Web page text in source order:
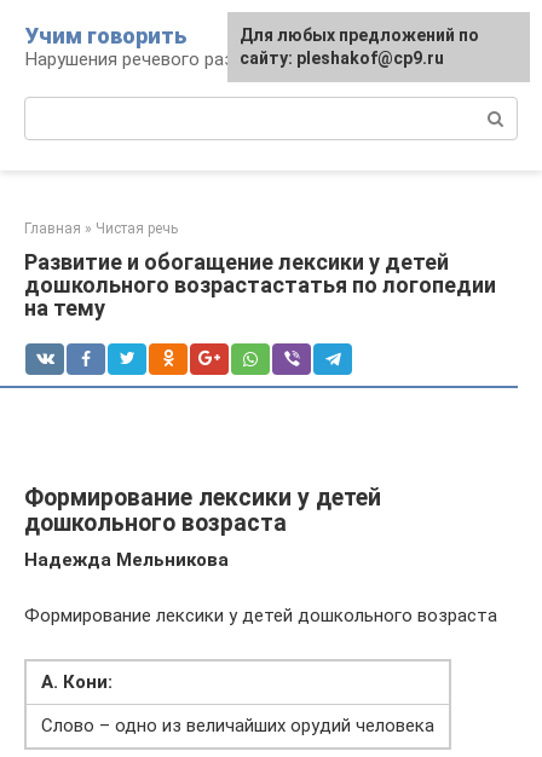
контенту
Учим говорить
Нарушения речевого развития
Главная » Чистая речь
Развитие и обогащение лексики у детей
дошкольного возрастастатья по логопедии
на тему
Формирование лексики у детей
дошкольного возраста
Надежда Мельникова
Формирование лексики у детей дошкольного возраста
А. Кони:
Слово – одно из величайших орудий человека
Для любых предложений по
сайту: pleshakof@cp9.ru